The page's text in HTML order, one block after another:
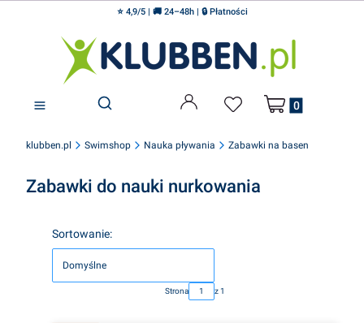
⭐ 4,9/5 | 🚚 24–48h | 🔒 Płatności
Otwórz wyszukiwarkę
Produkty w
klubben.pl Swimshop Nauka pływania Zabawki na basen
Zabawki do nauki nurkowania
Lista produktów
Sortowanie:
Domyślne
Strona z 1